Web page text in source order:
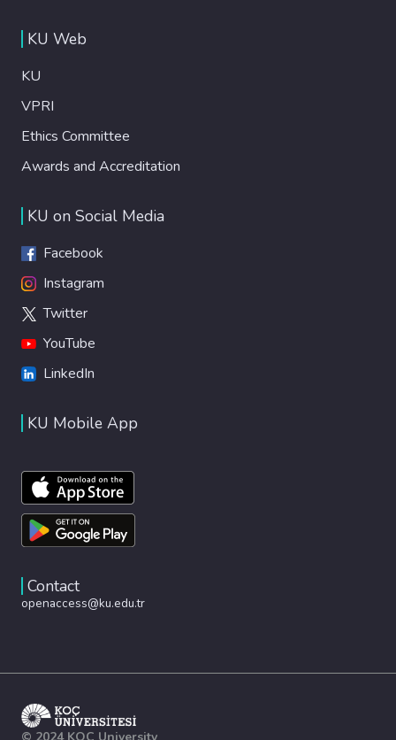
KU Web
KU
VPRI
Ethics Committee
Awards and Accreditation
KU on Social Media
Facebook
Instagram
Twitter
YouTube
LinkedIn
KU Mobile App
Contact
openaccess@ku.edu.tr